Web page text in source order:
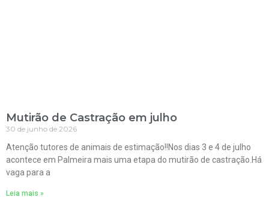
Mutirão de Castração em julho
30 de junho de 2026
Atenção tutores de animais de estimação!!Nos dias 3 e 4 de julho
acontece em Palmeira mais uma etapa do mutirão de castração.Há
vaga para a
Leia mais »